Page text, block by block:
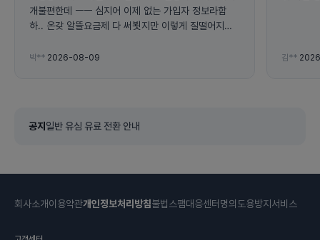
개불편한데 ㅡㅡ 심지어 이제 없는 가입자 정보라함
하.. 온갖 알뜰요금제 다 써뵛지만 이렇게 질떨어지고
리 닳는지 ㅡㅡ
박** 2026-08-09 김**
공지 일반 유심 유료 전환 안내
회사소개이용약관개인정보처리방침불법스팸대응센터 명의도용방지서비스